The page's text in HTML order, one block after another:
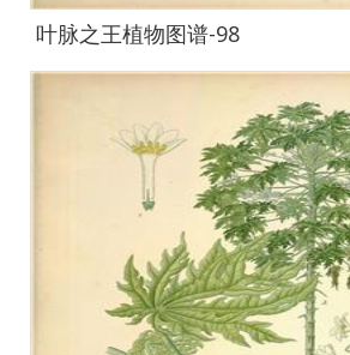
叶脉之王植物图谱-98